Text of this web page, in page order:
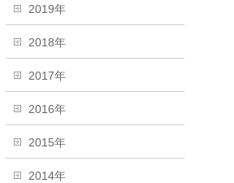
2019年
2018年
2017年
2016年
2015年
2014年